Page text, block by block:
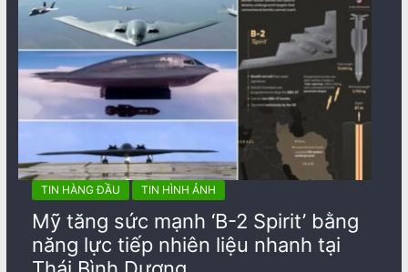
TIN HÀNG ĐẦU TIN HÌNH ẢNH
Mỹ tăng sức mạnh ‘B-2 Spirit’ bằng
năng lực tiếp nhiên liệu nhanh tại